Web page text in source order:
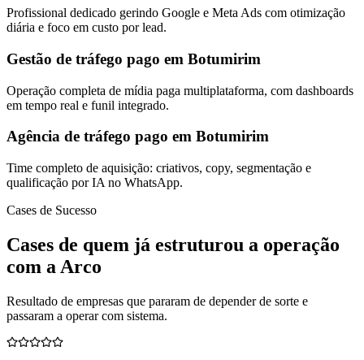
Profissional dedicado gerindo Google e Meta Ads com otimização
diária e foco em custo por lead.
Gestão de tráfego pago em Botumirim
Operação completa de mídia paga multiplataforma, com dashboards
em tempo real e funil integrado.
Agência de tráfego pago em Botumirim
Time completo de aquisição: criativos, copy, segmentação e
qualificação por IA no WhatsApp.
Cases de Sucesso
Cases de quem já estruturou a operação
com a Arco
Resultado de empresas que pararam de depender de sorte e
passaram a operar com sistema.